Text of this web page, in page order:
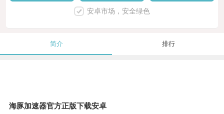
安卓市场，安全绿色
简介 排行
海豚加速器官方正版下载安卓